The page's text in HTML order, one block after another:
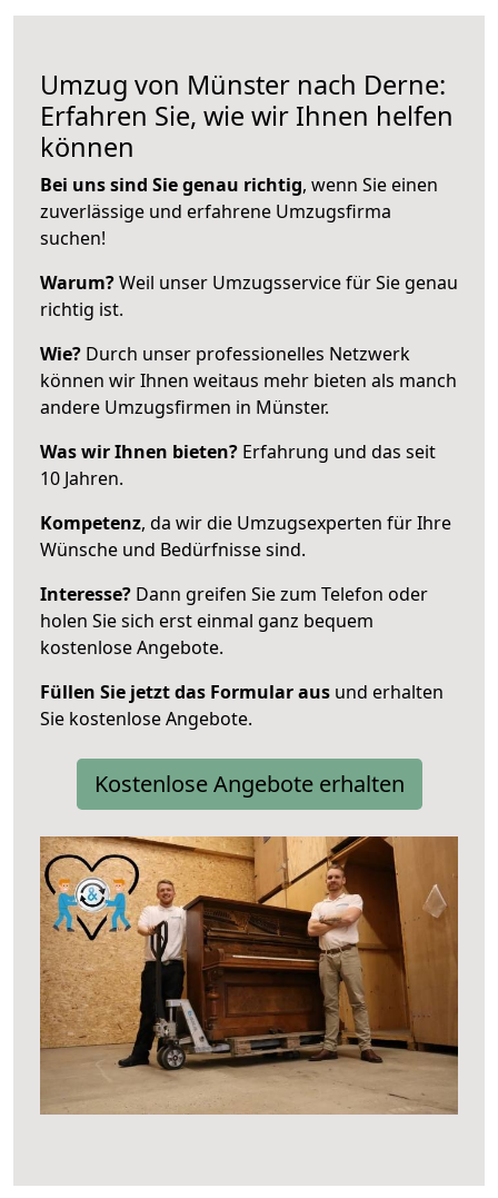
Umzug von Münster nach Derne:
Erfahren Sie, wie wir Ihnen helfen
können
Bei uns sind Sie genau richtig, wenn Sie einen
zuverlässige und erfahrene Umzugsfirma
suchen!
Warum?Weil unser Umzugsservice für Sie genau
richtig ist.
Wie? Durch unser professionelles Netzwerk
können wir Ihnen weitaus mehr bieten als manch
andere Umzugsfirmen in Münster.
Was wir Ihnen bieten? Erfahrung und das seit
10 Jahren.
Kompetenz, da wir die Umzugsexperten für Ihre
Wünsche und Bedürfnisse sind.
Interesse? Dann greifen Sie zum Telefon oder
holen Sie sich erst einmal ganz bequem
kostenlose Angebote.
Füllen Sie jetzt das Formular aus und erhalten
Sie kostenlose Angebote.
Kostenlose Angebote erhalten